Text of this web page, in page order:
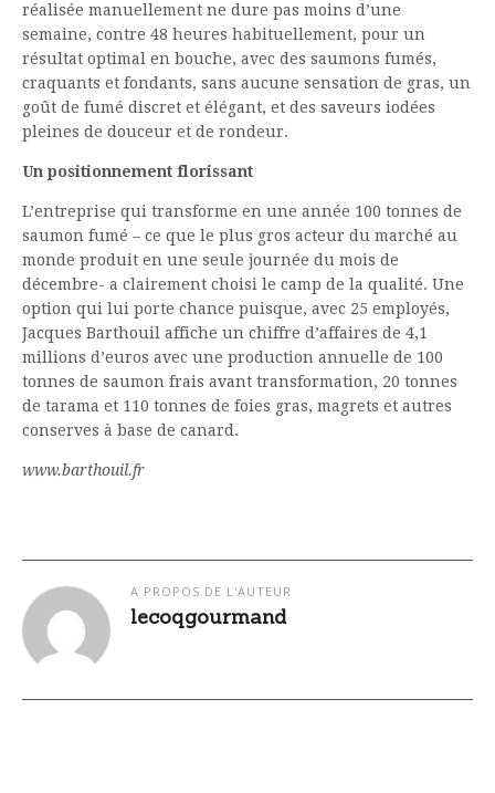
réalisée manuellement ne dure pas moins d’une
semaine, contre 48 heures habituellement, pour un
résultat optimal en bouche, avec des saumons fumés,
craquants et fondants, sans aucune sensation de gras, un
goût de fumé discret et élégant, et des saveurs iodées
pleines de douceur et de rondeur.
Un positionnement florissant
L’entreprise qui transforme en une année 100 tonnes de
saumon fumé – ce que le plus gros acteur du marché au
monde produit en une seule journée du mois de
décembre- a clairement choisi le camp de la qualité. Une
option qui lui porte chance puisque, avec 25 employés,
Jacques Barthouil affiche un chiffre d’affaires de 4,1
millions d’euros avec une production annuelle de 100
tonnes de saumon frais avant transformation, 20 tonnes
de tarama et 110 tonnes de foies gras, magrets et autres
conserves à base de canard.
www.barthouil.fr
A PROPOS DE L'AUTEUR
lecoqgourmand